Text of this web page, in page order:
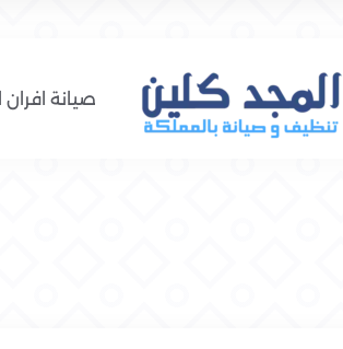
صيانة افران